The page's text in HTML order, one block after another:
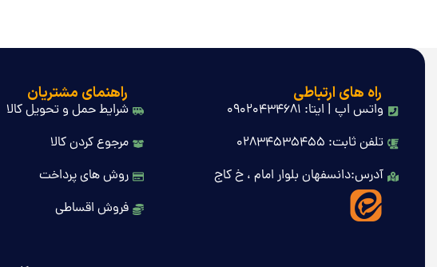
راه های ارتباطی
واتس اپ | ایتا: 09020434681
تلفن ثابت: 02834535455
آدرس:دانسفهان بلوار امام ، خ کاج
راهنمای مشتریان
شرایط حمل و تحویل کالا
مرجوع کردن کالا
روش های پرداخت
فروش اقساطی